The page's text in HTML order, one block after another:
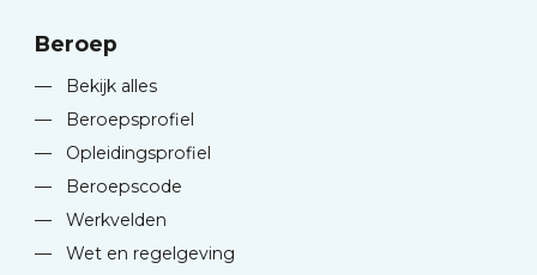
Beroep
—
Bekijk alles
—
Beroepsprofiel
—
Opleidingsprofiel
—
Beroepscode
—
Werkvelden
—
Wet en regelgeving